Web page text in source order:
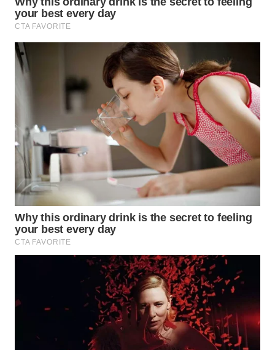
WN
MANDALIKA
WN
LIKUPANG
WN
LABUANBAJO
Media